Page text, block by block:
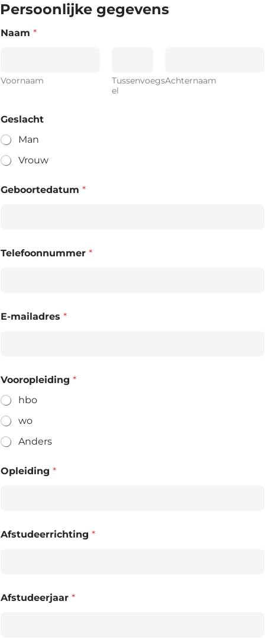
Persoonlijke gegevens
Naam *
Voornaam
Tussenvoegs
el
Achternaam
Geslacht
Man
Vrouw
Geboortedatum *
Telefoonnummer *
E-mailadres *
Vooropleiding *
hbo
wo
Anders
Opleiding *
Afstudeerrichting *
Afstudeerjaar *